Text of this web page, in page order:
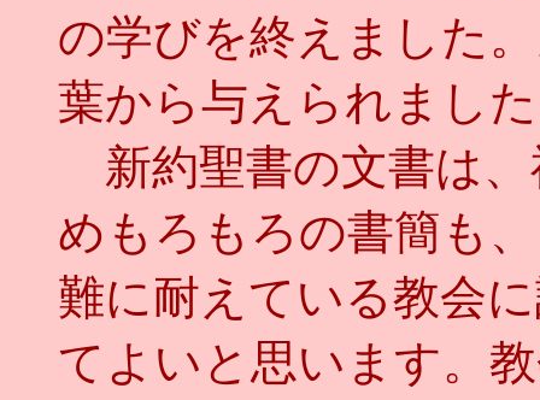
の学びを終えました
葉から与えられまし
新約聖書の文書は
めもろもろの書簡も
難に耐えている教会
てよいと思います。